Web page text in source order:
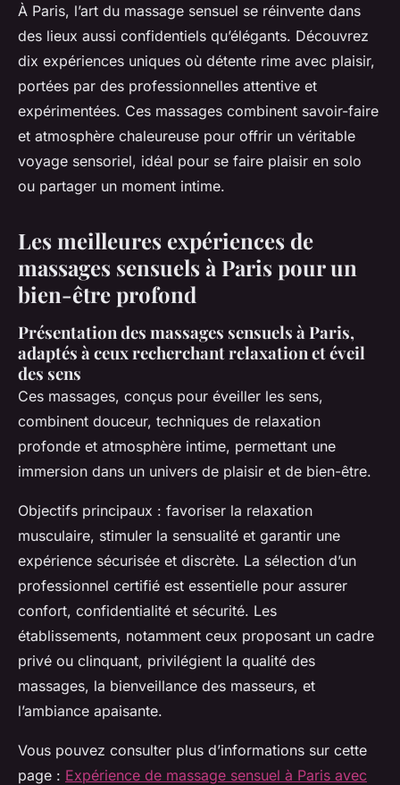
À Paris, l’art du massage sensuel se réinvente dans
des lieux aussi confidentiels qu’élégants. Découvrez
dix expériences uniques où détente rime avec plaisir,
portées par des professionnelles attentive et
expérimentées. Ces massages combinent savoir-faire
et atmosphère chaleureuse pour offrir un véritable
voyage sensoriel, idéal pour se faire plaisir en solo
ou partager un moment intime.
Les meilleures expériences de
massages sensuels à Paris pour un
bien-être profond
Présentation des massages sensuels à Paris,
adaptés à ceux recherchant relaxation et éveil
des sens
Ces massages, conçus pour éveiller les sens,
combinent douceur, techniques de relaxation
profonde et atmosphère intime, permettant une
immersion dans un univers de plaisir et de bien-être.
Objectifs principaux : favoriser la relaxation
musculaire, stimuler la sensualité et garantir une
expérience sécurisée et discrète. La sélection d’un
professionnel certifié est essentielle pour assurer
confort, confidentialité et sécurité. Les
établissements, notamment ceux proposant un cadre
privé ou clinquant, privilégient la qualité des
massages, la bienveillance des masseurs, et
l’ambiance apaisante.
Vous pouvez consulter plus d’informations sur cette
page : Expérience de massage sensuel à Paris avec